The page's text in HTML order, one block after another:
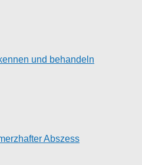
und behandeln
Abszess